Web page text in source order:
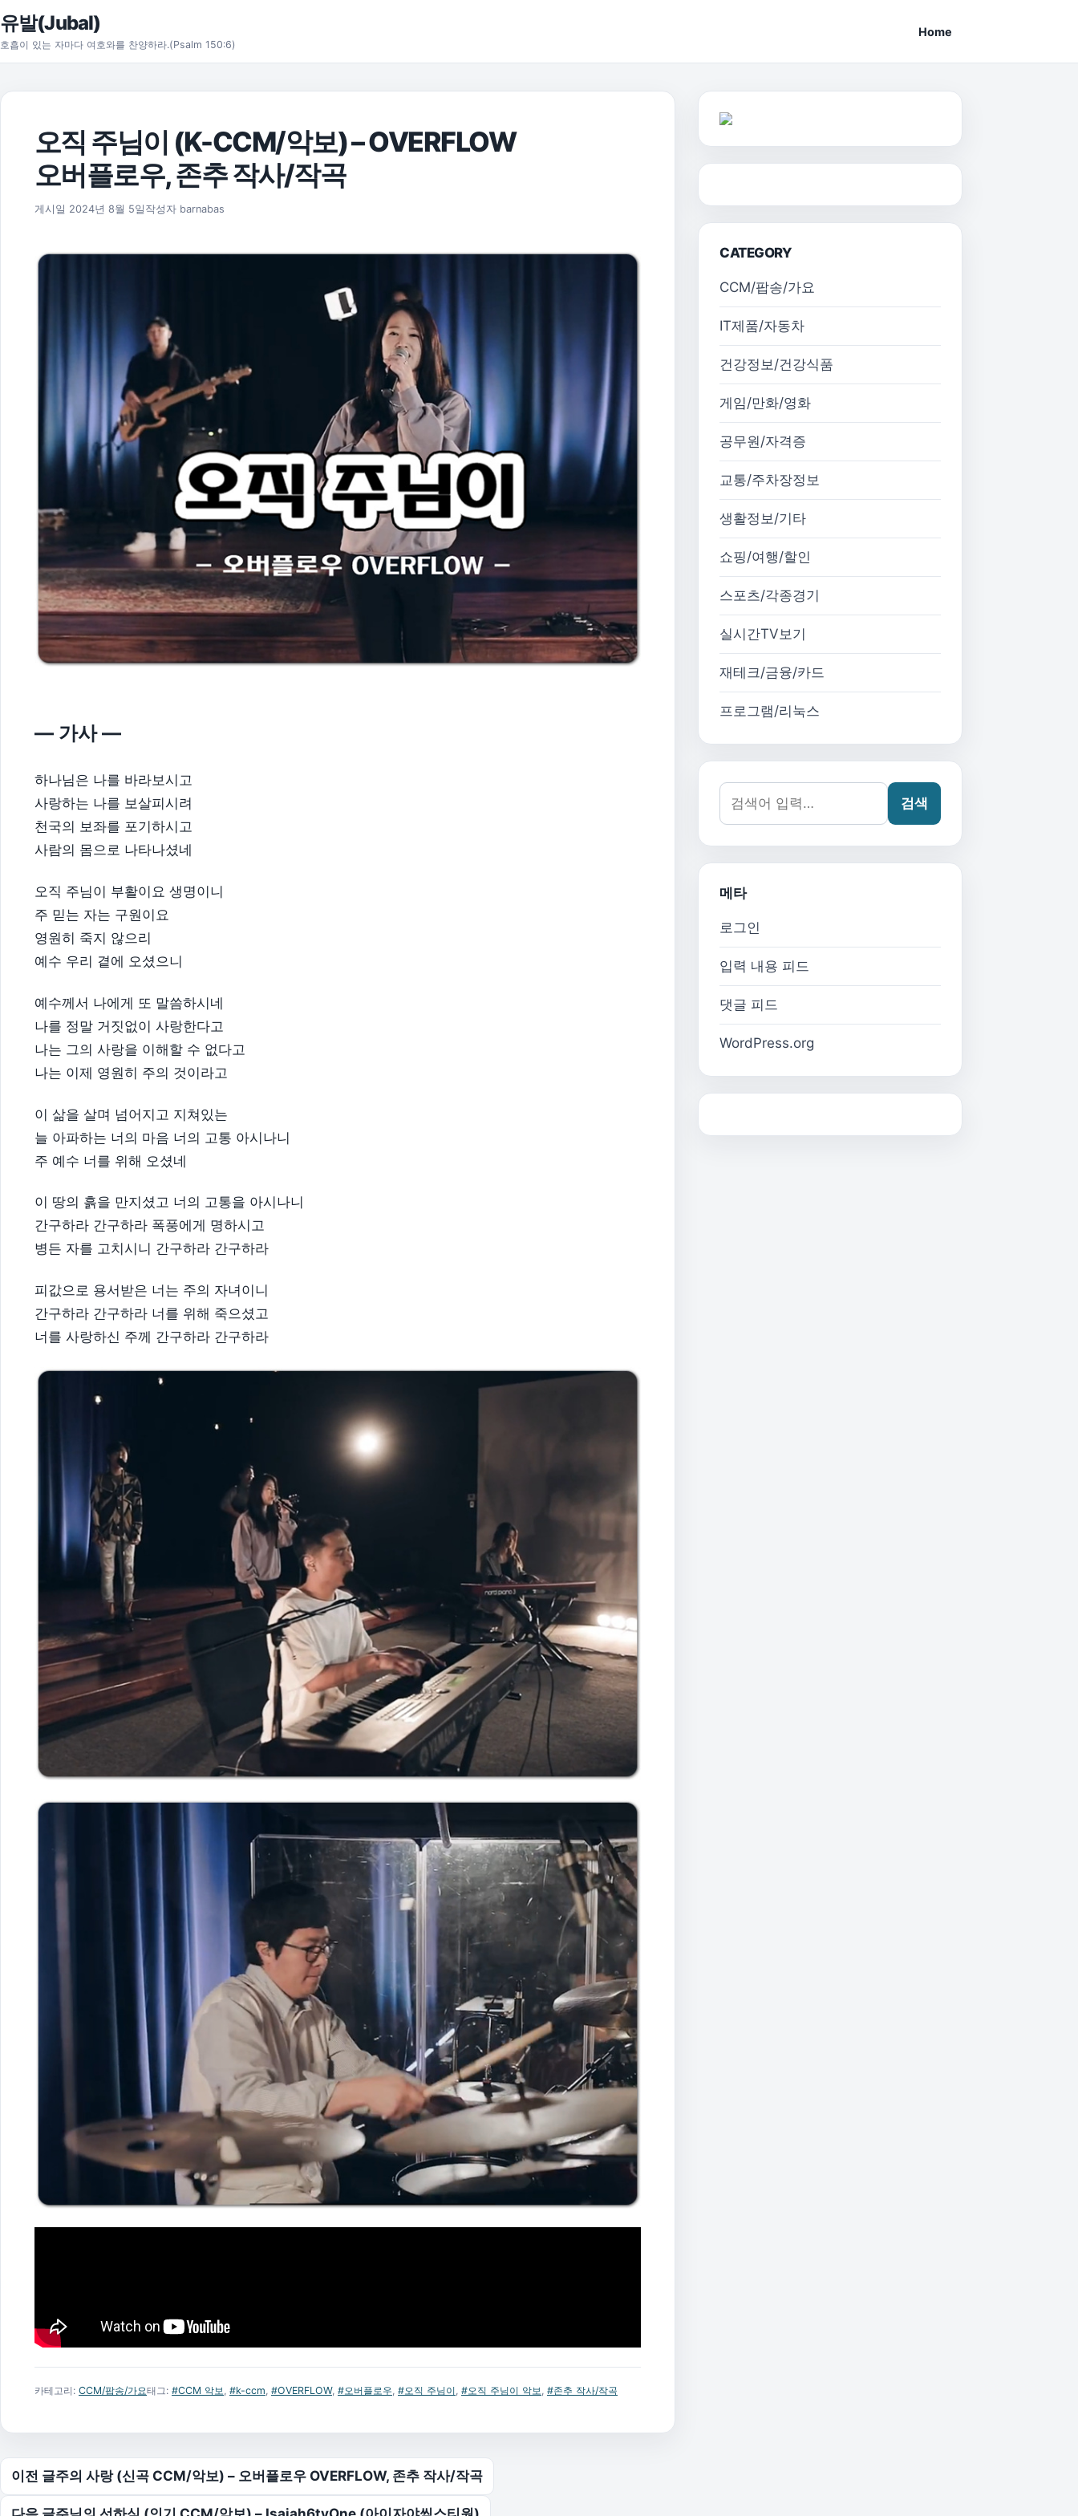
본문으로 건너뛰기
유발(Jubal)
호흡이 있는 자마다 여호와를 찬양하라.(Psalm 150:6)
Home
오직 주님이 (K-CCM/악보) – OVERFLOW
오버플로우, 존추 작사/작곡
게시일 2024년 8월 5일 2025년 11월 17일
작성자 barnabas
— 가사 —
하나님은 나를 바라보시고
사랑하는 나를 보살피시려
천국의 보좌를 포기하시고
사람의 몸으로 나타나셨네
오직 주님이 부활이요 생명이니
주 믿는 자는 구원이요
영원히 죽지 않으리
예수 우리 곁에 오셨으니
예수께서 나에게 또 말씀하시네
나를 정말 거짓없이 사랑한다고
나는 그의 사랑을 이해할 수 없다고
나는 이제 영원히 주의 것이라고
이 삶을 살며 넘어지고 지쳐있는
늘 아파하는 너의 마음 너의 고통 아시나니
주 예수 너를 위해 오셨네
이 땅의 흙을 만지셨고 너의 고통을 아시나니
간구하라 간구하라 폭풍에게 명하시고
병든 자를 고치시니 간구하라 간구하라
피값으로 용서받은 너는 주의 자녀이니
간구하라 간구하라 너를 위해 죽으셨고
너를 사랑하신 주께 간구하라 간구하라
카테고리: CCM/팝송/가요태그: #CCM 악보 #k-ccm #OVERFLOW, #오버플로우 #오직 주님이 #오직 주님이 악보 #존추 작사/작곡
글 탐색
이전 글주의 사랑 (신곡 CCM/악보) – 오버플로우 OVERFLOW, 존추 작사/작곡
CATEGORY
CCM/팝송/가요
IT제품/자동차
건강정보/건강식품
게임/만화/영화
공무원/자격증
교통/주차장정보
생활정보/기타
쇼핑/여행/할인
스포츠/각종경기
실시간TV보기
재테크/금융/카드
프로그램/리눅스
검색어:
검색
메타
로그인
입력 내용 피드
댓글 피드
WordPress.org